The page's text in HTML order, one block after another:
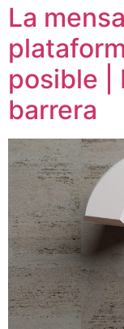
La
posible |
barrera